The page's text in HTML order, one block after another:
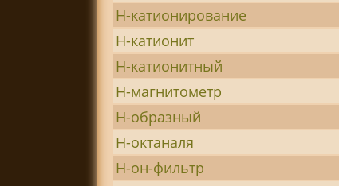
Н-катионирование
Н-катионит
Н-катионитный
Н-магнитометр
Н-образный
Н-октаналя
Н-он-фильтр